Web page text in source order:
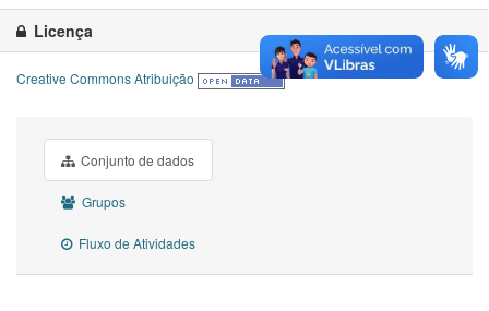
Licença
Creative Commons Atribuição
Conjunto de dados
Grupos
Fluxo de Atividades